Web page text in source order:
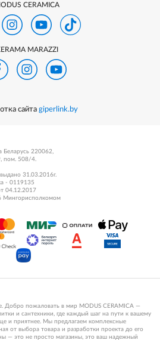
CERAMICA
MARAZZI
сайта giperlink.by
Беларусь 220062,
пом. 508/4.
31.03.2016г.
- 0119135
04.12.2017
Мингорисполкомом
Добро пожаловать в мир MODUS CERAMICA —
и сантехники, где каждый шаг на пути к вашему
и приятнее. Мы предлагаем комплексные
от выбора товара и разработки проекта до его
— это не просто магазины, это ваш надежный